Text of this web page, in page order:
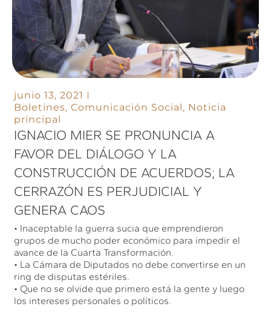
junio 13, 2021
Boletines,Comunicación Social, Noticia
principal
IGNACIO MIER SE PRONUNCIA A
FAVOR DEL DIÁLOGO Y LA
CONSTRUCCIÓN DE ACUERDOS; LA
CERRAZÓN ES PERJUDICIAL Y
GENERA CAOS
• Inaceptable la guerra sucia que emprendieron
grupos de mucho poder económico para impedir el
avance de la Cuarta Transformación.
• La Cámara de Diputados no debe convertirse en un
ring de disputas estériles.
• Que no se olvide que primero está la gente y luego
los intereses personales o políticos.